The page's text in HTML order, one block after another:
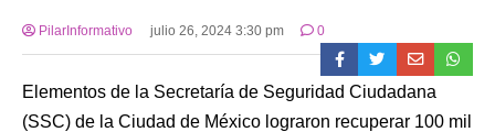
PilarInformativo julio 26, 2024 3:30 pm 0
Elementos de la Secretaría de Seguridad Ciudadana
(SSC) de la Ciudad de México lograron recuperar 100 mil